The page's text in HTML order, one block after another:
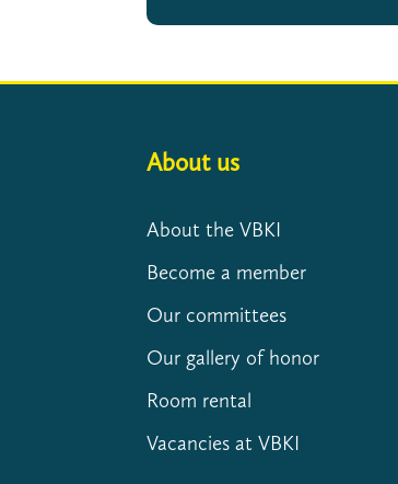
About us
About the VBKI
Become a member
Our committees
Our gallery of honor
Room rental
Vacancies at VBKI